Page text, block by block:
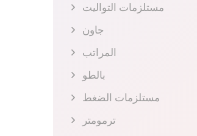
مستلزمات التواليت
جاون
المراتب
بالطو
مستلزمات الضغط
ترمومتر